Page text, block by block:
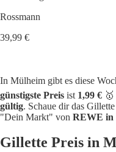
Rossmann
39,99 €
In Mülheim gibt es diese
günstigste Preis ist 1,99 €
gültig. Schaue dir das
"Dein Markt" von REWE in
Gillette Preis in